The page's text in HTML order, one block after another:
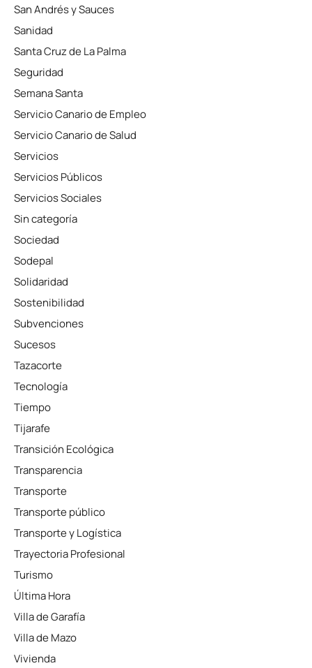
San Andrés y Sauces
Sanidad
Santa Cruz de La Palma
Seguridad
Semana Santa
Servicio Canario de Empleo
Servicio Canario de Salud
Servicios
Servicios Públicos
Servicios Sociales
Sin categoría
Sociedad
Sodepal
Solidaridad
Sostenibilidad
Subvenciones
Sucesos
Tazacorte
Tecnología
Tiempo
Tijarafe
Transición Ecológica
Transparencia
Transporte
Transporte público
Transporte y Logística
Trayectoria Profesional
Turismo
Última Hora
Villa de Garafía
Villa de Mazo
Vivienda